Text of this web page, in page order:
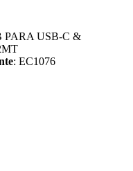
PARA USB-C &
: EC1076